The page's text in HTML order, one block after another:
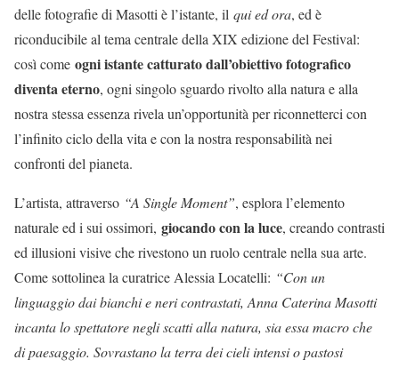
delle fotografie di Masotti è l’istante, il qui ed ora, ed è
riconducibile al tema centrale della XIX edizione del Festival:
così come ogni istante catturato dall’obiettivo fotografico
diventa eterno, ogni singolo sguardo rivolto alla natura e alla
nostra stessa essenza rivela un’opportunità per riconnetterci con
l’infinito ciclo della vita e con la nostra responsabilità nei
confronti del pianeta.
L’artista, attraverso “A Single Moment”, esplora l’elemento
naturale ed i sui ossimori, giocando con la luce, creando contrasti
ed illusioni visive che rivestono un ruolo centrale nella sua arte.
Come sottolinea la curatrice Alessia Locatelli: “Con un
linguaggio dai bianchi e neri contrastati, Anna Caterina Masotti
incanta lo spettatore negli scatti alla natura, sia essa macro che
di paesaggio. Sovrastano la terra dei cieli intensi o pastosi